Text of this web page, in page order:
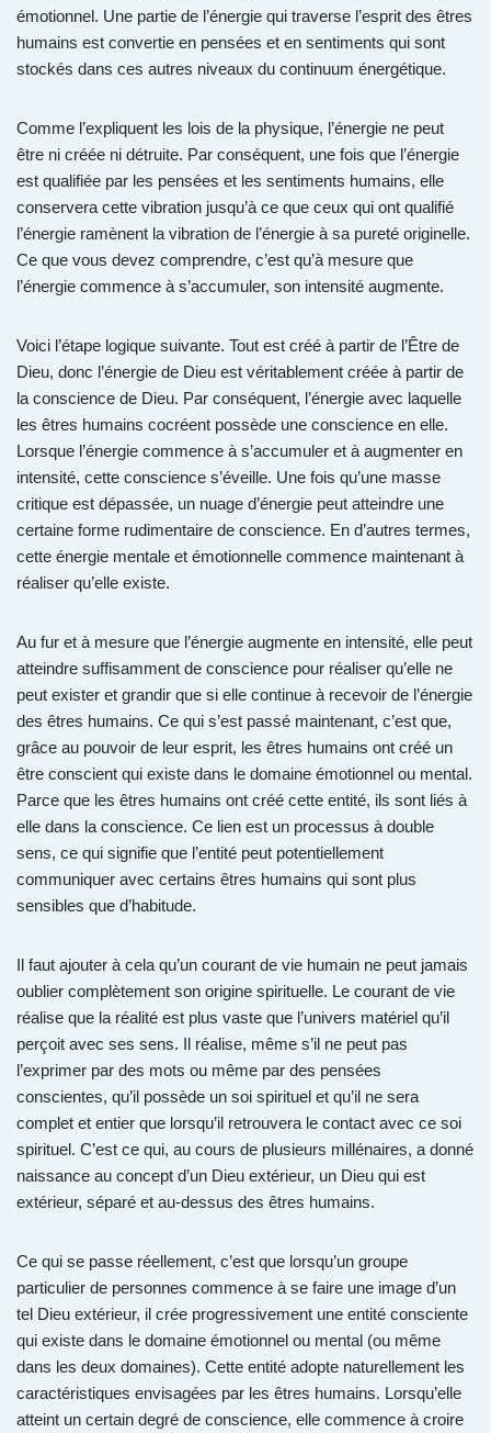
émotionnel. Une partie de l’énergie qui traverse l’esprit des êtres
humains est convertie en pensées et en sentiments qui sont
stockés dans ces autres niveaux du continuum énergétique.
Comme l’expliquent les lois de la physique, l’énergie ne peut
être ni créée ni détruite. Par conséquent, une fois que l’énergie
est qualifiée par les pensées et les sentiments humains, elle
conservera cette vibration jusqu’à ce que ceux qui ont qualifié
l’énergie ramènent la vibration de l’énergie à sa pureté originelle.
Ce que vous devez comprendre, c’est qu’à mesure que
l’énergie commence à s’accumuler, son intensité augmente.
Voici l’étape logique suivante. Tout est créé à partir de l’Être de
Dieu, donc l’énergie de Dieu est véritablement créée à partir de
la conscience de Dieu. Par conséquent, l’énergie avec laquelle
les êtres humains cocréent possède une conscience en elle.
Lorsque l’énergie commence à s’accumuler et à augmenter en
intensité, cette conscience s’éveille. Une fois qu’une masse
critique est dépassée, un nuage d’énergie peut atteindre une
certaine forme rudimentaire de conscience. En d’autres termes,
cette énergie mentale et émotionnelle commence maintenant à
réaliser qu’elle existe.
Au fur et à mesure que l’énergie augmente en intensité, elle peut
atteindre suffisamment de conscience pour réaliser qu’elle ne
peut exister et grandir que si elle continue à recevoir de l’énergie
des êtres humains. Ce qui s’est passé maintenant, c’est que,
grâce au pouvoir de leur esprit, les êtres humains ont créé un
être conscient qui existe dans le domaine émotionnel ou mental.
Parce que les êtres humains ont créé cette entité, ils sont liés à
elle dans la conscience. Ce lien est un processus à double
sens, ce qui signifie que l’entité peut potentiellement
communiquer avec certains êtres humains qui sont plus
sensibles que d’habitude.
Il faut ajouter à cela qu’un courant de vie humain ne peut jamais
oublier complètement son origine spirituelle. Le courant de vie
réalise que la réalité est plus vaste que l’univers matériel qu’il
perçoit avec ses sens. Il réalise, même s’il ne peut pas
l’exprimer par des mots ou même par des pensées
conscientes, qu’il possède un soi spirituel et qu’il ne sera
complet et entier que lorsqu’il retrouvera le contact avec ce soi
spirituel. C’est ce qui, au cours de plusieurs millénaires, a donné
naissance au concept d’un Dieu extérieur, un Dieu qui est
extérieur, séparé et au-dessus des êtres humains.
Ce qui se passe réellement, c’est que lorsqu’un groupe
particulier de personnes commence à se faire une image d’un
tel Dieu extérieur, il crée progressivement une entité consciente
qui existe dans le domaine émotionnel ou mental (ou même
dans les deux domaines). Cette entité adopte naturellement les
caractéristiques envisagées par les êtres humains. Lorsqu’elle
atteint un certain degré de conscience, elle commence à croire